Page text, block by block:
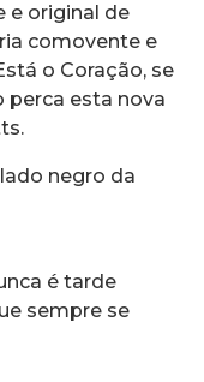
e original de
comovente e
o Coração, se
perca esta nova
negro da
é tarde
sempre se